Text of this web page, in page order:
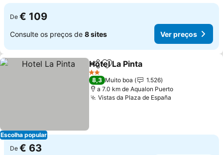
De € 109
Consulte os preços de 8 sites Ver preços
Escolha popular
PartilharAdicionar aos favoritos
Hotel La Pinta
2 Estrelas
8,3 Muito boa
1.526
a 7.0 km de Aqualon Puerto
Vistas da Plaza de España
De € 63